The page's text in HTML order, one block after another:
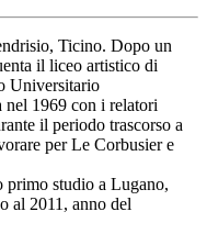
Ticino. Dopo un
il liceo artistico di
Universitario
nel 1969 con i relatori
il periodo trascorso a
per Le Corbusier e
primo studio a Lugano,
al 2011, anno del